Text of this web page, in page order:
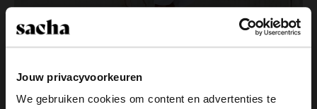
Jouw privacyvoorkeuren
We gebruiken cookies om content en advertenties te
Muiltjes